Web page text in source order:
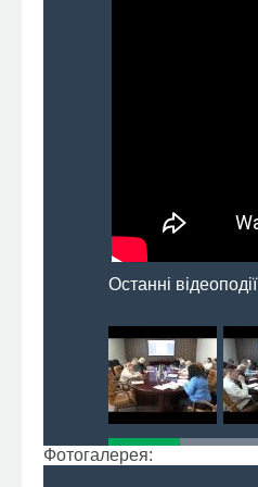
Останні відеоподії
Фотогалерея: